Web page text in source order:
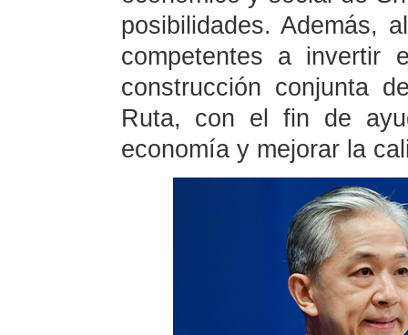
posibilidades. Además,
competentes a invertir
construcción conjunta
Ruta, con el fin de
economía y mejorar la